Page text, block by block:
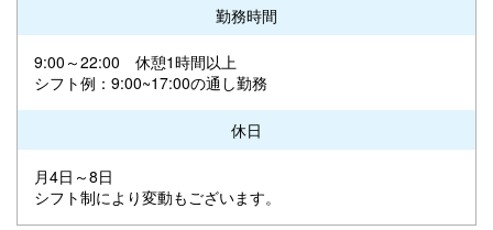
勤務時間
9:00～22:00 休憩1時間以上
シフト例：9:00~17:00の通し勤務
休日
月4日～8日
シフト制により変動もございます。